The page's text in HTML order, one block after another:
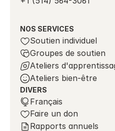
NOS SERVICES
Soutien individuel
Groupes de soutien
Ateliers
Ateliers bien-être
DIVERS
Select Language
Français
Faire un don
Rapports annuels